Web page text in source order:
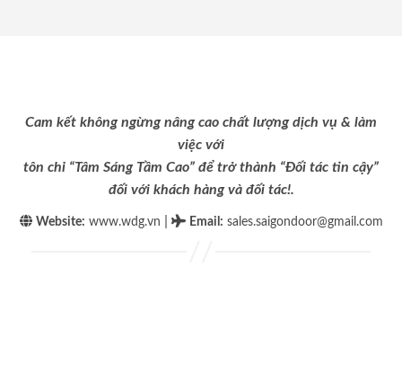
Cam kết không ngừng nâng cao chất lượng dịch vụ & làm
việc với
tôn chỉ “Tâm Sáng Tầm Cao” để trở thành “Đối tác tin cậy”
đối với khách hàng và đối tác!.
Website: www.wdg.vn Email : sales.saigondoor@gmail.com